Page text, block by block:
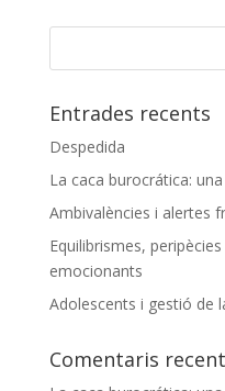
Entrades recents
Despedida
La caca burocrática:
Ambivalències i alertes
Equilibrismes,
emocionants
Adolescents i gestió de
Comentaris